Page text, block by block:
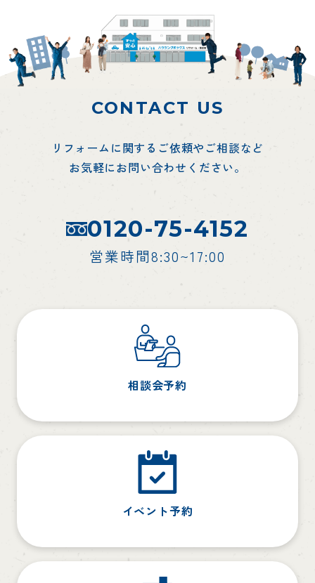
CONTACT US
リフォームに関するご依頼やご相談など
お気軽にお問い合わせください。
0120-75-4152
営業時間8:30~17:00
相談会予約
イベント予約